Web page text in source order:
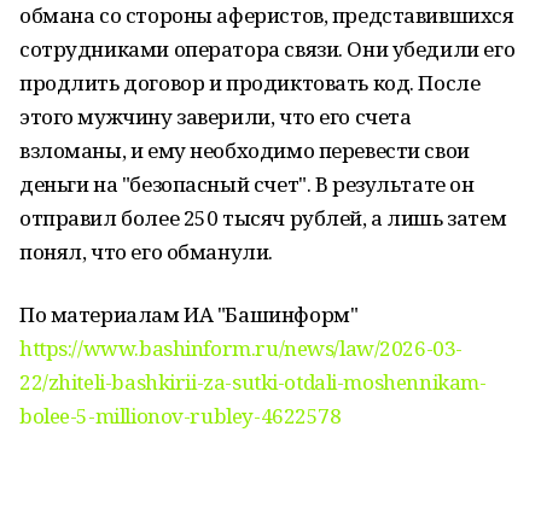
обмана со стороны аферистов, представившихся
сотрудниками оператора связи. Они убедили его
продлить договор и продиктовать код. После
этого мужчину заверили, что его счета
взломаны, и ему необходимо перевести свои
деньги на "безопасный счет". В результате он
отправил более 250 тысяч рублей, а лишь затем
понял, что его обманули.
По материалам ИА "Башинформ"
https://www.bashinform.ru/news/law/2026-03-
22/zhiteli-bashkirii-za-sutki-otdali-moshennikam-
bolee-5-millionov-rubley-4622578